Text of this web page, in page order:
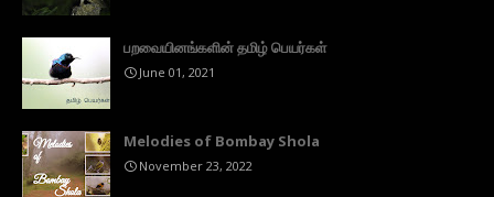
பறவையினங்களின் தமிழ் பெயர்கள்
June 01, 2021
Melodies of Bombay Shola
November 23, 2022